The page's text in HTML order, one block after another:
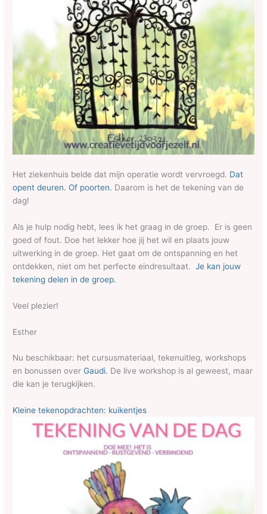
Het ziekenhuis belde dat mijn operatie wordt vervroegd. Dat
opent deuren. Of poorten. Daarom is het de tekening van de
dag!
Als je hulp nodig hebt, lees ik het graag in de groep. Er is geen
goed of fout. Doe het lekker hoe jij het wil en plaats jouw
uitwerking in de groep. Het gaat om de ontspanning en het
ontdekken, niet om het perfecte eindresultaat. Je kan jouw
tekening delen in de groep.
Veel plezier!
Esther
Nu beschikbaar: het cursusmateriaal, tekenuitleg, workshops
en bonussen overGaudi. De live workshop is al geweest, maar
die kan je terugkijken.
Kleine tekenopdrachten: kuikentjes